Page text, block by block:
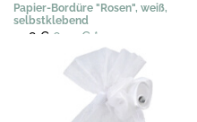
Papier-Bordüre "Rosen", weiß,
selbstklebend
7,58 € 6,45 € *